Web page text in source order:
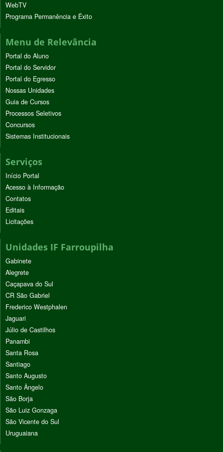
WebTV
Programa Permanência e Êxito
Menu de Relevância
Portal do Aluno
Portal do Servidor
Portal do Egresso
Nossas Unidades
Guia de Cursos
Processos Seletivos
Concursos
Sistemas Institucionais
Serviços
Início Portal
Acesso à Informação
Contatos
Editais
Licitações
Unidades IF Farroupilha
Gabinete
Alegrete
Caçapava do Sul
CR São Gabriel
Frederico Westphalen
Jaguari
Júlio de Castilhos
Panambi
Santa Rosa
Santiago
Santo Augusto
Santo Ângelo
São Borja
São Luiz Gonzaga
São Vicente do Sul
Uruguaiana